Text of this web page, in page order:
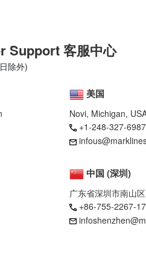
Support 客服中心
除外)
美国
Novi, Michigan,
+1-248-327-6987
中国 (深圳)
广东省深圳市南山区
+86-755-2267-